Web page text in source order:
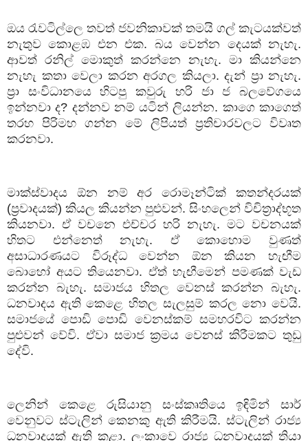
ඔය රැවටිල්ලෙ තවත් ජවනිකාවක් තමයි ගල් කැටයක්වත්
නැතුව කොළඹ එන එක. බය වෙන්න දෙයක් නැහැ.
ආවත් රනිල් මොකුත් කරන්නෙ නැහැ. මා කියන්නෙ
නැහැ කතා වෙලා කරන අරගල කියලා. දැන් ප්‍රා නැහැ.
ප්‍රා
සංවිධානයෙ හිටපු කවුරු හරි ජා ජ
බලවේගයෙ
ඉන්නවා ද? දන්නව නම් යටින් ලියන්න. කාගෙ කාගෙත්
තරහ පිරිමහ ගන්න මේ ලිපියත් ප්‍රතිචාරවලට විවෘත
කරනවා.
මාක්ස්වාදය ඕන නම් අර රොමෑන්ටික්
කතන්දරයක්
(ප්‍රවාදයක්) කියල කියන්න පුළුවන්. සිංහලෙන් විචිත්‍රාද්භූත
කියනවා. ඒ වචනෙ එච්චර හරි නැහැ. මට වචනයක්
හිතට
එන්නෙත් නැහැ. ඒ කොහොම
වුණත්
අසාධාරණයට
විරූද්ධ වෙන්න ඕන කියන
හැඟීම
බොහෝ අයට තියෙනවා. ඒත් හැඟීමෙන් පමණක් වැඩ
කරන්න බැහැ.සමාජය හිතල වෙනස් කරන්න බැහැ.
ධනවාදය ඇති කෙළෙ හිතල සැලසුම් කරල නො වෙයි.
සමාජයේ පොඩි පොඩි වෙනස්කම් සමහරවිට කරන්න
පුළුවන් වේවි. ඒවා සමාජ ක්‍රමය වෙනස් කිරීමකට තුඩු
දේවි.
ලෙනින් කෙළෙ රුසියානු සංස්කෘතියෙ ඉඳිමින්
සාර්
වෙනුවට ස්ටැලින් කෙනකු ඇති කිරීමයි.ස්ටැලින් රාජ්‍ය
ධනවාදයක් ඇති කළා. ලංකාවෙ රාජ්‍ය ධනවාදයක් තියා